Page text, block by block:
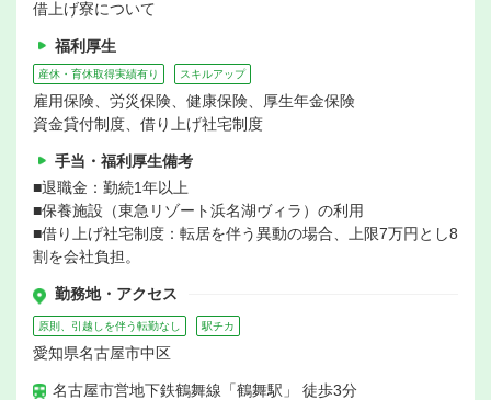
借上げ寮について
福利厚生
産休・育休取得実績有り スキルアップ
雇用保険、労災保険、健康保険、厚生年金保険
資金貸付制度、借り上げ社宅制度
手当・福利厚生備考
■退職金：勤続1年以上
■保養施設（東急リゾート浜名湖ヴィラ）の利用
■借り上げ社宅制度：転居を伴う異動の場合、上限7万円とし8
割を会社負担。
勤務地・アクセス
原則、引越しを伴う転勤なし 駅チカ
愛知県名古屋市中区
名古屋市営地下鉄鶴舞線「鶴舞駅」 徒歩3分